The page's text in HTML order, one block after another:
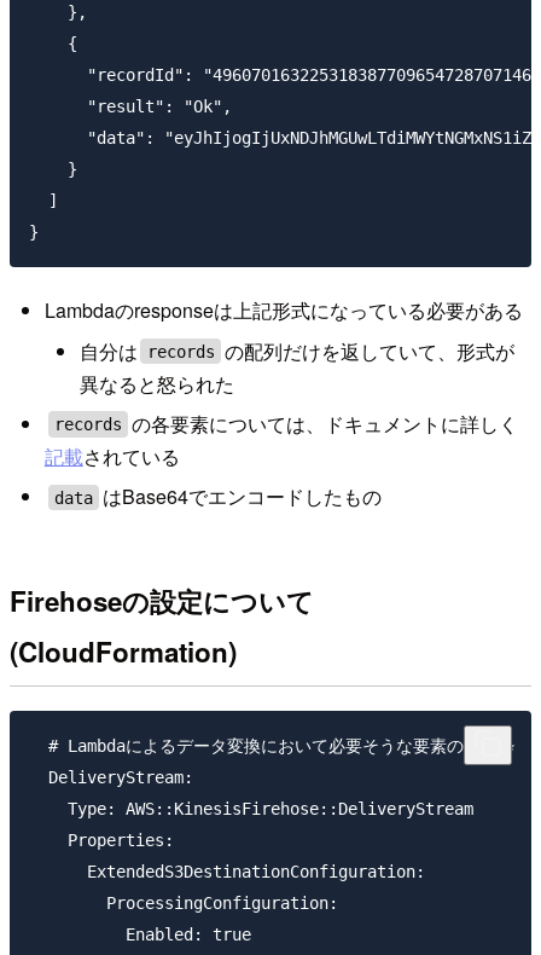
    },
    {
"recordId":
      "result": "Ok",
"data":
    }
  ]
Lambdaのresponseは上記形式になっている必要がある
自分は
records の配列だけを返していて、形式が
異なると怒られた
records の各要素については、ドキュメントに詳しく
記載されている
data はBase64でエンコードしたもの
Firehoseの設定について
(CloudFormation)
  # Lambdaによるデータ変換において必要そうな要素のみ抜粋
  DeliveryStream:
    Type: AWS::KinesisFirehose::DeliveryStream
    Properties:
      ExtendedS3DestinationConfiguration:
        ProcessingConfiguration:
          Enabled: true